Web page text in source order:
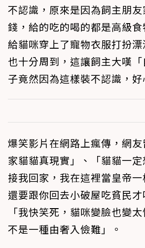
不認識，原來是因為飼主朋
錢，給的吃的喝的都是高級
給貓咪穿上了寵物衣服打扮
也十分周到，這讓飼主大嘆
子竟然因為這樣裝不認識，好
爆笑影片在網路上瘋傳，網
家貓貓真現實」、「貓貓一
接我回家，我在這裡當皇帝一
還要跟你回去小破屋吃貧民才
「我快笑死，貓咪變臉也變
不是一種由奢入儉難」。